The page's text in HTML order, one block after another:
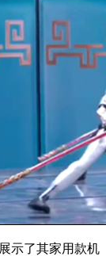
示了其家用款机